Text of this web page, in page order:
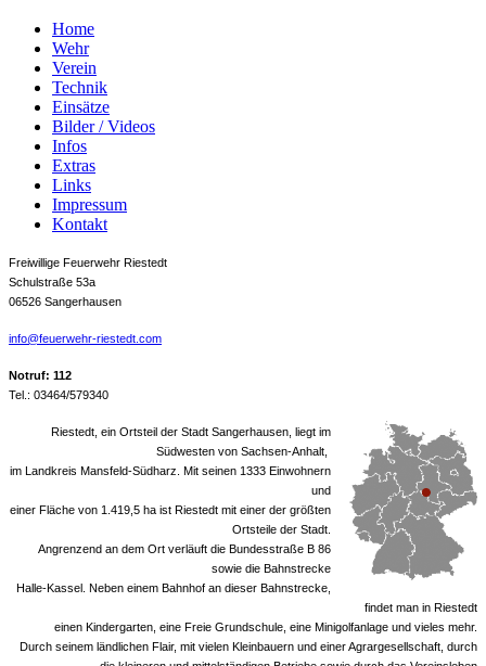
Home
Wehr
Verein
Technik
Einsätze
Bilder / Videos
Infos
Extras
Links
Impressum
Kontakt
Freiwillige Feuerwehr Riestedt
Schulstraße 53a
06526 Sangerhausen
info@feuerwehr-riestedt.com
Notruf: 112
Tel.: 03464/579340
Riestedt, ein Ortsteil der Stadt Sangerhausen, liegt im
Südwesten von Sachsen-Anhalt,
im Landkreis Mansfeld-Südharz. Mit seinen 1333 Einwohnern
und
einer Fläche von 1.419,5 ha ist Riestedt mit einer der größten
Ortsteile der Stadt.
Angrenzend an dem Ort verläuft die Bundesstraße B 86
sowie die Bahnstrecke
Halle-Kassel. Neben einem Bahnhof an dieser Bahnstrecke,
findet man in Riestedt
einen Kindergarten, eine Freie Grundschule, eine Minigolfanlage und vieles mehr.
Durch seinem ländlichen Flair, mit vielen Kleinbauern und einer Agrargesellschaft, durch